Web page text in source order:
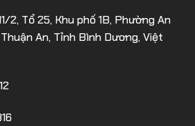
2, Tổ 25, Khu phố 1B, Phường An
An, Tỉnh Bình Dương, Việt